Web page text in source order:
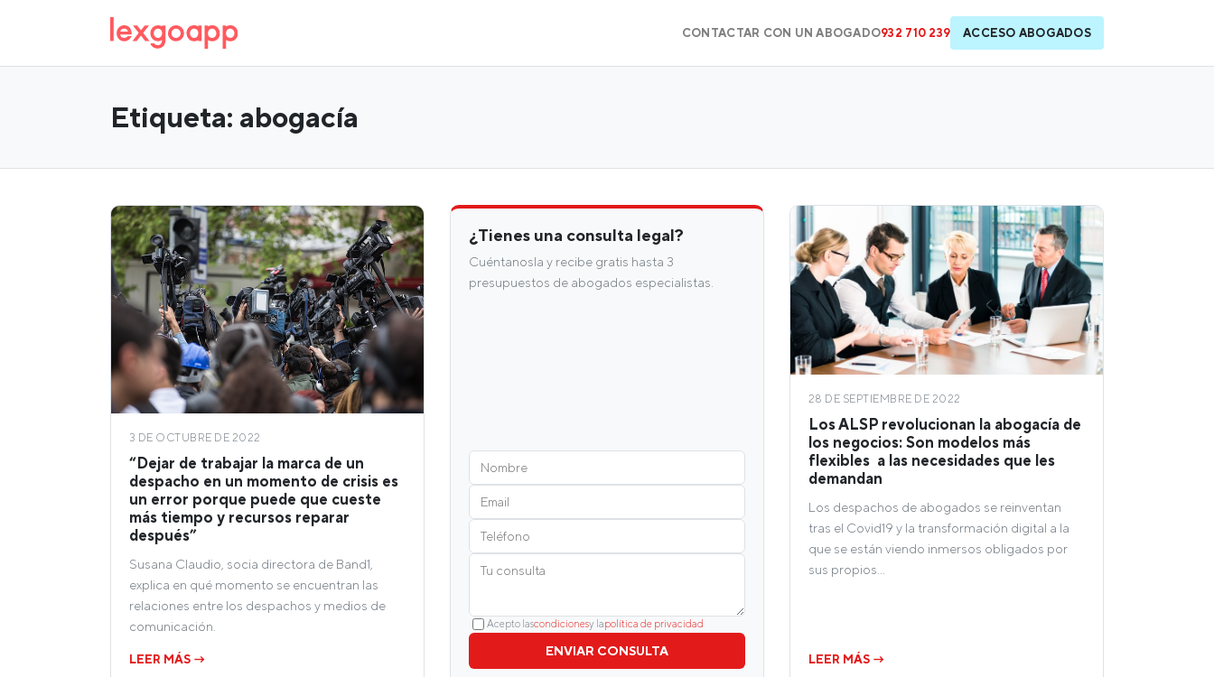
CONTACTAR CON UN ABOGADO932 710 239 ACCESO ABOGADOS
Etiqueta: abogacía
3 DE OCTUBRE DE 2022
“Dejar de trabajar la marca de un
despacho en un momento de crisis es
un error porque puede que cueste
más tiempo y recursos reparar
después”
Susana Claudio, socia directora de Band1,
explica en qué momento se encuentran las
relaciones entre los despachos y medios de
comunicación.
LEER MÁS →
¿Tienes una consulta legal?
Cuéntanosla y recibe gratis hasta 3
presupuestos de abogados especialistas.
Acepto lascondicionesy lapolítica de privacidad
ENVIAR CONSULTA
28 DE SEPTIEMBRE DE 2022
Los ALSP revolucionan la abogacía de
los negocios: Son modelos más
flexibles a las necesidades que les
demandan
Los despachos de abogados se reinventan
tras el Covid19 y la transformación digital a la
que se están viendo inmersos obligados por
sus propios…
LEER MÁS →